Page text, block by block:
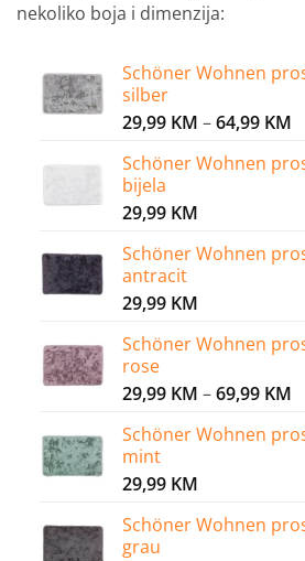
nekoliko boja i dimenzija:
Schöner Wohnen
silber
29,99 KM –64,99 KM
Schöner Wohnen
bijela
29,99 KM
Schöner Wohnen
antracit
29,99 KM
Schöner Wohnen
rose
29,99 KM –69,99 KM
Schöner Wohnen
mint
29,99 KM
Schöner Wohnen
grau